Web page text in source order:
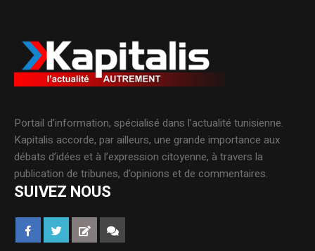
Portail d’information, spécialisé dans l’actualité tunisienne.
Kapitalis accorde, par ailleurs, une grande importance aux
débats d’idées et à l’expression citoyenne, à travers la
publication de tribunes, d’opinions et de commentaires.
SUIVEZ NOUS